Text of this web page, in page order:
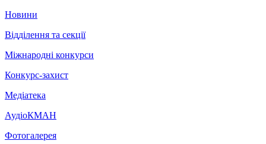
Новини
Відділення та секції
Міжнародні конкурси
Конкурс-захист
Медіатека
АудіоКМАН
Фотогалерея